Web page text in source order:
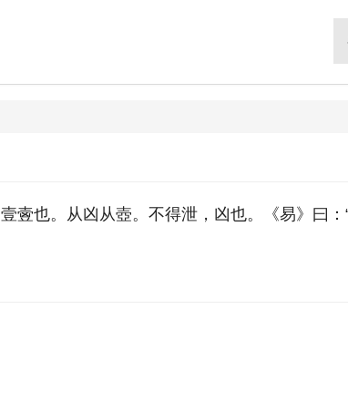
壹㚃也。从凶从壺。不得泄，凶也。《易》曰：